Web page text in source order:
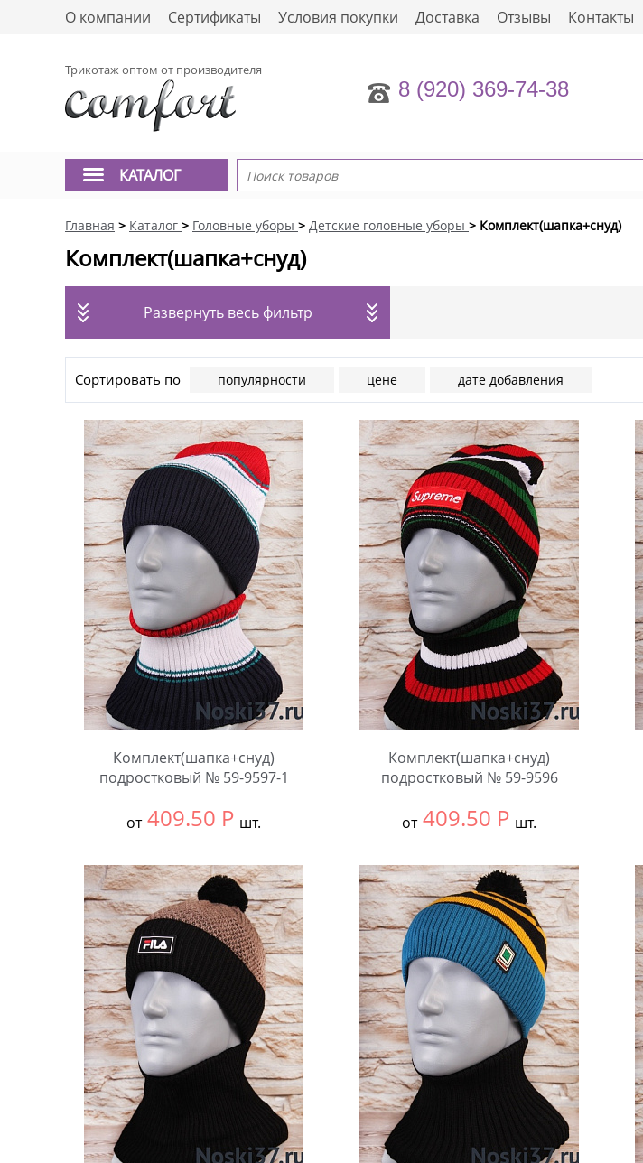
О компании Сертификаты Условия покупки Доставка Отзывы Контакты
Трикотаж оптом от производителя
8 (920) 369-74-38
КАТАЛОГ
Главная > Каталог > Головные уборы > Детские головные уборы > Комплект(шапка+снуд)
Комплект(шапка+снуд)
Развернуть весь фильтр
Сортировать по популярности цене дате добавления
Комплект(шапка+снуд)
подростковый № 59-9597-1
от 409.50 Р шт.
В упаковке:
5 шт.
Количество:
Комплект(шапка+снуд)
подростковый № 59-9596
от 409.50 Р шт.
В упаковке:
5 шт.
Количество: